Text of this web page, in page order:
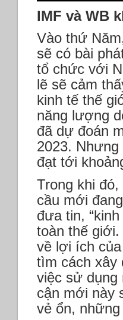
IMF và WB
Vào thứ
sẽ có bài
tổ chức với
lẽ sẽ cảm
kinh tế thế
năng lượng
đã dự đoán
2023.
đạt tới
Trong khi
cầu mới
đưa tin,
toàn thế giới.
về lợi ích
tìm cách xây
việc sử dụng
cận mới này
vẻ ổn,